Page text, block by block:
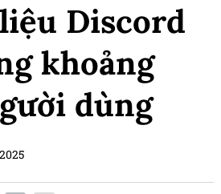
Discord
khoảng
dùng